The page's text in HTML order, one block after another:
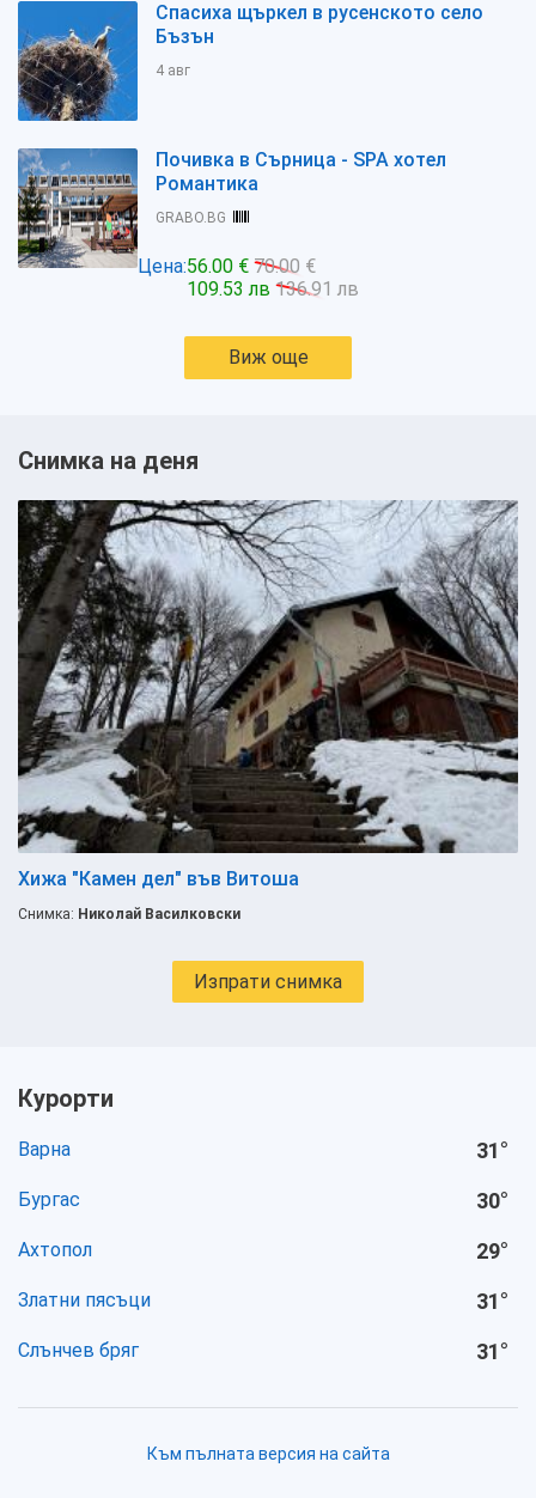
Спасиха щъркел в русенското село
Бъзън
4 авг
Почивка в Сърница - SPA хотел
Романтика
GRABO.BG
Цена:56.00 € 70.00 €
109.53 лв 136.91 лв
Виж още
Снимка на деня
Хижа "Камен дел" във Витоша
Снимка: Николай Василковски
Изпрати снимка
Курорти
Варна 31°
Бургас 30°
Ахтопол 29°
Златни пясъци 31°
Слънчев бряг 31°
Към пълната версия на сайта